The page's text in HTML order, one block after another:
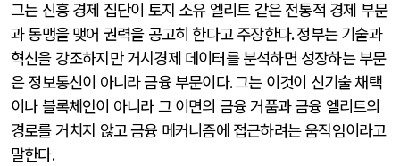
그는 신흥 경제 집단이 토지 소유 엘리트 같은 전통적 경제 부문
과 동맹을 맺어 권력을 공고히 한다고 주장한다.정부는 기술과
혁신을 강조하지만 거시경제 데이터를 분석하면 성장하는 부문
은 정보통신이 아니라 금융 부문이다.그는 이것이 신기술 채택
이나 블록체인이 아니라 그 이면의 금융 거품과 금융 엘리트의
경로를 거치지 않고 금융 메커니즘에 접근하려는 움직임이라고
말한다.